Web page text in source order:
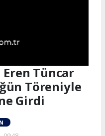
Tüncar
Töreniyle
Girdi